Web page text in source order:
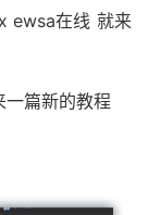
ewsa在线 就来
篇新的教程